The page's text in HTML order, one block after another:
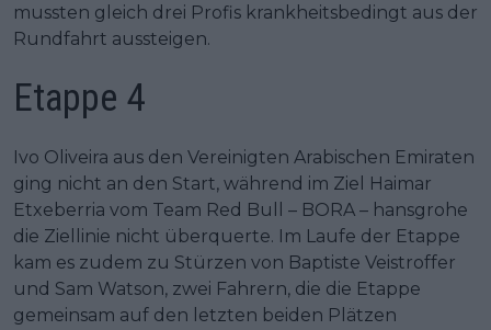
mussten gleich drei Profis krankheitsbedingt aus der
Rundfahrt aussteigen.
Etappe 4
Ivo Oliveira aus den Vereinigten Arabischen Emiraten
ging nicht an den Start, während im Ziel Haimar
Etxeberria vom Team Red Bull – BORA – hansgrohe
die Ziellinie nicht überquerte. Im Laufe der Etappe
kam es zudem zu Stürzen von Baptiste Veistroffer
und Sam Watson, zwei Fahrern, die die Etappe
gemeinsam auf den letzten beiden Plätzen